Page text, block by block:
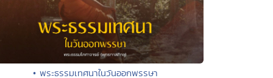
• พระธรรมเทศนาในวันออกพรรษา